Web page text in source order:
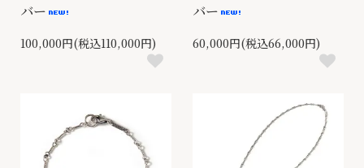
バー
100,000円(税込110,000円)
バー
60,000円(税込66,000円)